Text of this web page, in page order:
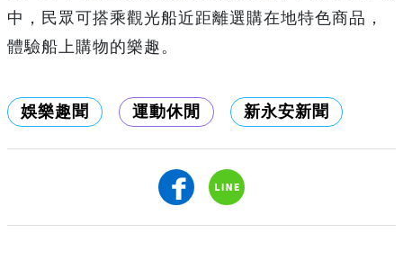
中，民眾可搭乘觀光船近距離選購在地特色商品，
體驗船上購物的樂趣。
娛樂趣聞 運動休閒 新永安新聞